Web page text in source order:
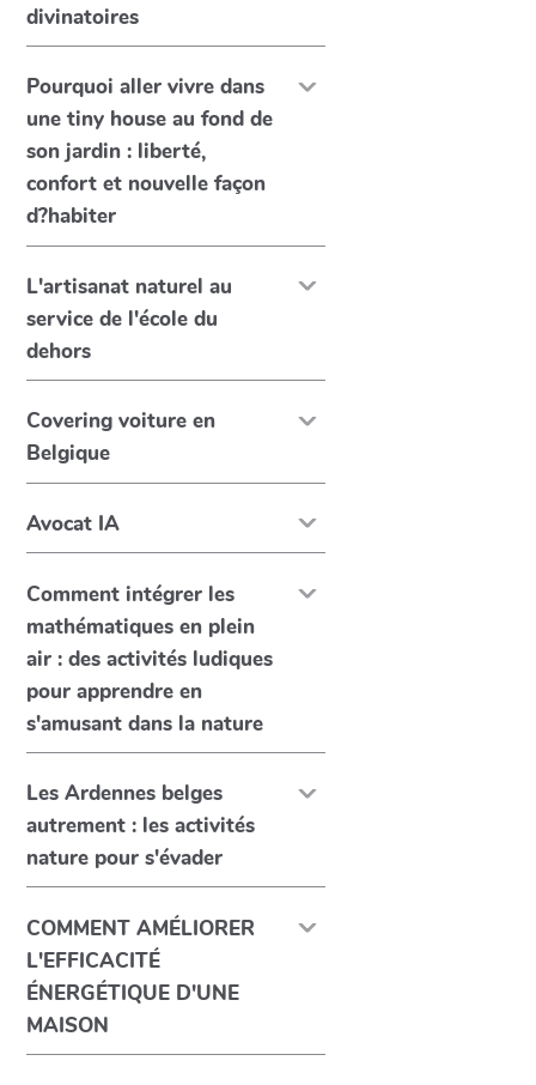
divinatoires
Pourquoi aller vivre dans
une tiny house au fond de
son jardin : liberté,
confort et nouvelle façon
d?habiter
L'artisanat naturel au
service de l'école du
dehors
Covering voiture en
Belgique
Avocat IA
Comment intégrer les
mathématiques en plein
air : des activités ludiques
pour apprendre en
s'amusant dans la nature
Les Ardennes belges
autrement : les activités
nature pour s'évader
COMMENT AMÉLIORER
L'EFFICACITÉ
ÉNERGÉTIQUE D'UNE
MAISON